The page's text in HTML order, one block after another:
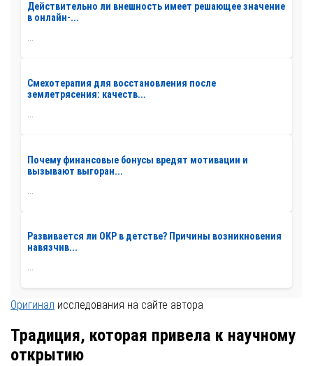
Действительно ли внешность имеет решающее значение
в онлайн-...
...
Смехотерапия для восстановления после
землетрясения: качеств...
Почему финансовые бонусы вредят мотивации и
вызывают выгоран...
Развивается ли ОКР в детстве? Причины возникновения
навязчив...
...
Оригинал исследования на сайте автора
Традиция, которая привела к научному
открытию